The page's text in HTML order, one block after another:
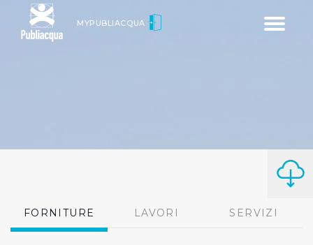
Toggle
MYPUBLIACQUA
FORNITURE LAVORI SERVIZI